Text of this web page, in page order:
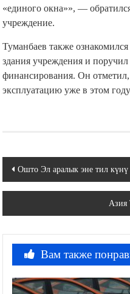
«единого окна»», —
учреждение.
Туманбаев также
здания учреждения и
финансирования. Он отметил,
эксплуатацию уже в этом
Навигация
по
Ошто Эл аралык эне тил күнү
Азия
Вам также